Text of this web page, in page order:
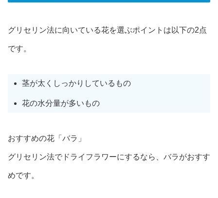
グリセリン法に向いている花を選ぶポイントは以下の2点
です。
茎が太くしっかりしているもの
花の水分量が多いもの
おすすめの花「バラ」
グリセリン法でドライフラワーにするなら、バラがおすす
めです。